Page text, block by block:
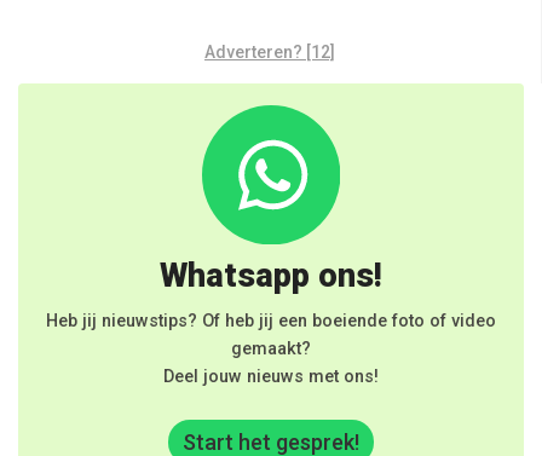
Adverteren? [12]
Whatsapp ons!
Heb jij nieuwstips? Of heb jij een boeiende foto of video
gemaakt?
Deel jouw nieuws met ons!
Start het gesprek!